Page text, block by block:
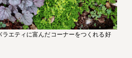
ラエティに富んだコーナーをつくれる好